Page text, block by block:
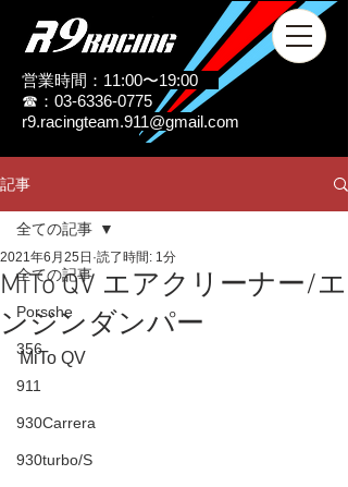
営業時間：11:00〜19:00
☎：03-6336-0775
r9.racingteam.911@gmail.com
記事
全ての記事
Porsche
356
911
930Carrera
930turbo/S
全ての記事
MiTo QV エアクリーナー/エ
ンジンダンパー
2021年6月25日 読了時間: 1分
MiTo QV